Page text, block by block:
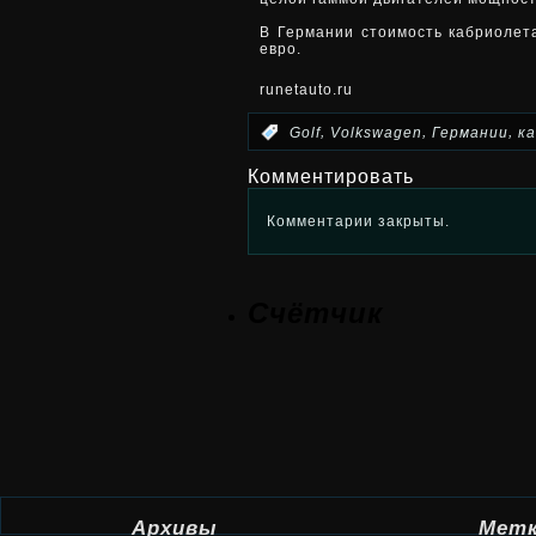
В Германии стоимость
евро.
runetauto.ru
Golf, Volkswagen, Германии,
Комментировать
Комментарии закрыты.
Архивы